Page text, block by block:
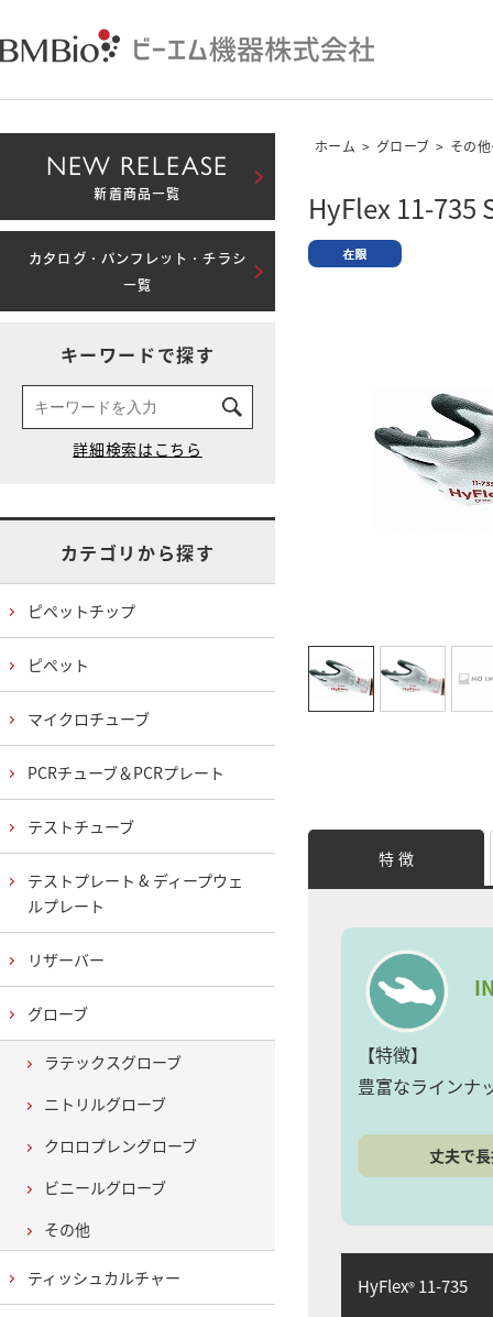
ホーム > グローブ > その
HyFlex 11-735
特 徴
【特徴】
豊富なラインナ
丈夫で
HyFlex® 11-735
NEW RELEASE
新着商品一覧
カタログ・パンフレット・チラシ
一覧
キーワードで探す
カテゴリから探す
ピペットチップ
ピペット
マイクロチューブ
PCRチューブ＆PCRプレート
テストチューブ
テストプレート & ディープウェ
ルプレート
リザーバー
グローブ
ラテックスグローブ
ニトリルグローブ
クロロプレングローブ
ビニールグローブ
その他
ティッシュカルチャー